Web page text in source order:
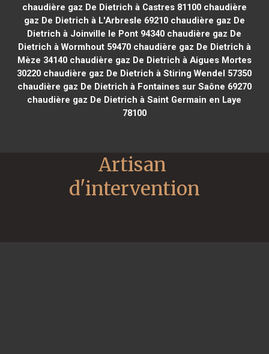
chaudière gaz De Dietrich à Castres 81100chaudière
gaz De Dietrich à L'Arbresle 69210chaudière gaz De
Dietrich à Joinville le Pont 94340 chaudière gaz De
Dietrich à Wormhout 59470chaudière gaz De Dietrich à
Mèze 34140chaudière gaz De Dietrich à Aigues Mortes
30220 chaudière gaz De Dietrich à Stiring Wendel 57350
chaudière gaz De Dietrich à Fontaines sur Saône 69270
chaudière gaz De Dietrich à Saint Germain en Laye
78100
Artisan
d'intervention